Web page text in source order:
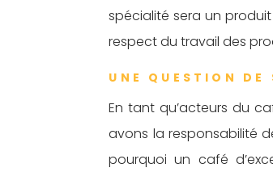
spécialité sera un
respect du travail des
UNE QUESTION
En tant qu’acteurs du
avons la responsabilité
pourquoi un café